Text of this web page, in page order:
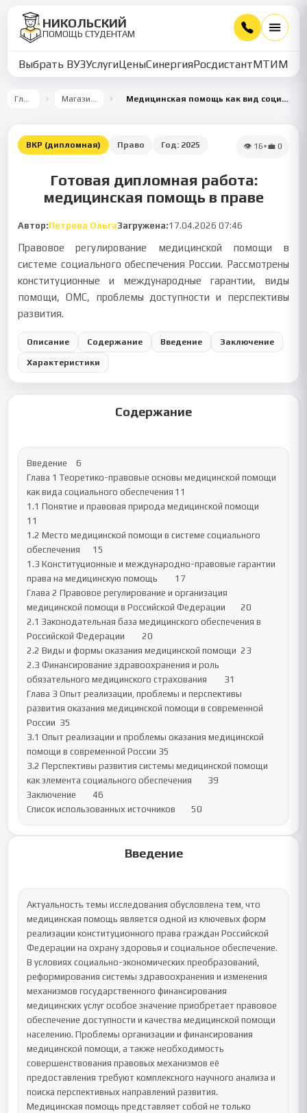
НИКОЛЬСКИЙ
ПОМОЩЬ СТУДЕНТАМ
Выбрать ВУЗУслугиЦеныСинергияРосдистантМТИММУ
Главная Магазин работ Медицинская помощь как вид социального обеспечения
ВКР (дипломная) Право Год: 2025 👁 16•💼 0
Готовая дипломная работа:
медицинская помощь в праве
Автор:Петрова ОльгаЗагружена:17.04.2026 07:46
Правовое регулирование медицинской помощи в
системе социального обеспечения России. Рассмотрены
конституционные и международные гарантии, виды
помощи, ОМС, проблемы доступности и перспективы
развития.
Описание Содержание Введение Заключение
Характеристики
Содержание
Введение	6
Глава 1 Теоретико-правовые основы медицинской помощи
как вида социального обеспечения	11
1.1 Понятие и правовая природа медицинской помощи
11
1.2 Место медицинской помощи в системе социального
обеспечения	15
1.3 Конституционные и международно-правовые гарантии
права на медицинскую помощь	17
Глава 2 Правовое регулирование и организация
медицинской помощи в Российской Федерации	20
2.1 Законодательная база медицинского обеспечения в
Российской Федерации	20
2.2 Виды и формы оказания медицинской помощи	23
2.3 Финансирование здравоохранения и роль
обязательного медицинского страхования	31
Глава 3 Опыт реализации, проблемы и перспективы
развития оказания медицинской помощи в современной
России	35
3.1 Опыт реализации и проблемы оказания медицинской
помощи в современной России	35
3.2 Перспективы развития системы медицинской помощи
как элемента социального обеспечения	39
Заключение	46
Список использованных источников	50
Введение
Актуальность темы исследования обусловлена тем, что
медицинская помощь является одной из ключевых форм
реализации конституционного права граждан Российской
Федерации на охрану здоровья и социальное обеспечение.
В условиях социально-экономических преобразований,
реформирования системы здравоохранения и изменения
механизмов государственного финансирования
медицинских услуг особое значение приобретает правовое
обеспечение доступности и качества медицинской помощи
населению. Проблемы организации и финансирования
медицинской помощи, а также необходимость
совершенствования правовых механизмов её
предоставления требуют комплексного научного анализа и
поиска перспективных направлений развития.
Медицинская помощь представляет собой не только